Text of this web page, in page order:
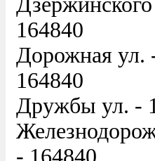
164840
Дорожная ул.
164840
Дружбы ул. -